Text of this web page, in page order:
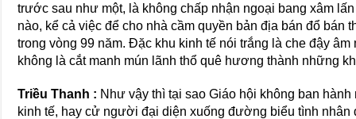
trước sau như một, là không chấp nhận ngoại bang xâm
nào, kể cả việc để cho nhà cầm quyền bản địa bán đổ bán
trong vòng 99 năm. Đặc khu kinh tế nói trắng là che đậy
không là cắt manh mún lãnh thổ quê hương thành những
Triều Thanh : Như vậy thì tại sao Giáo hội không ban
kinh tế, hay cử người đại diện xuống đường biểu tình nhân